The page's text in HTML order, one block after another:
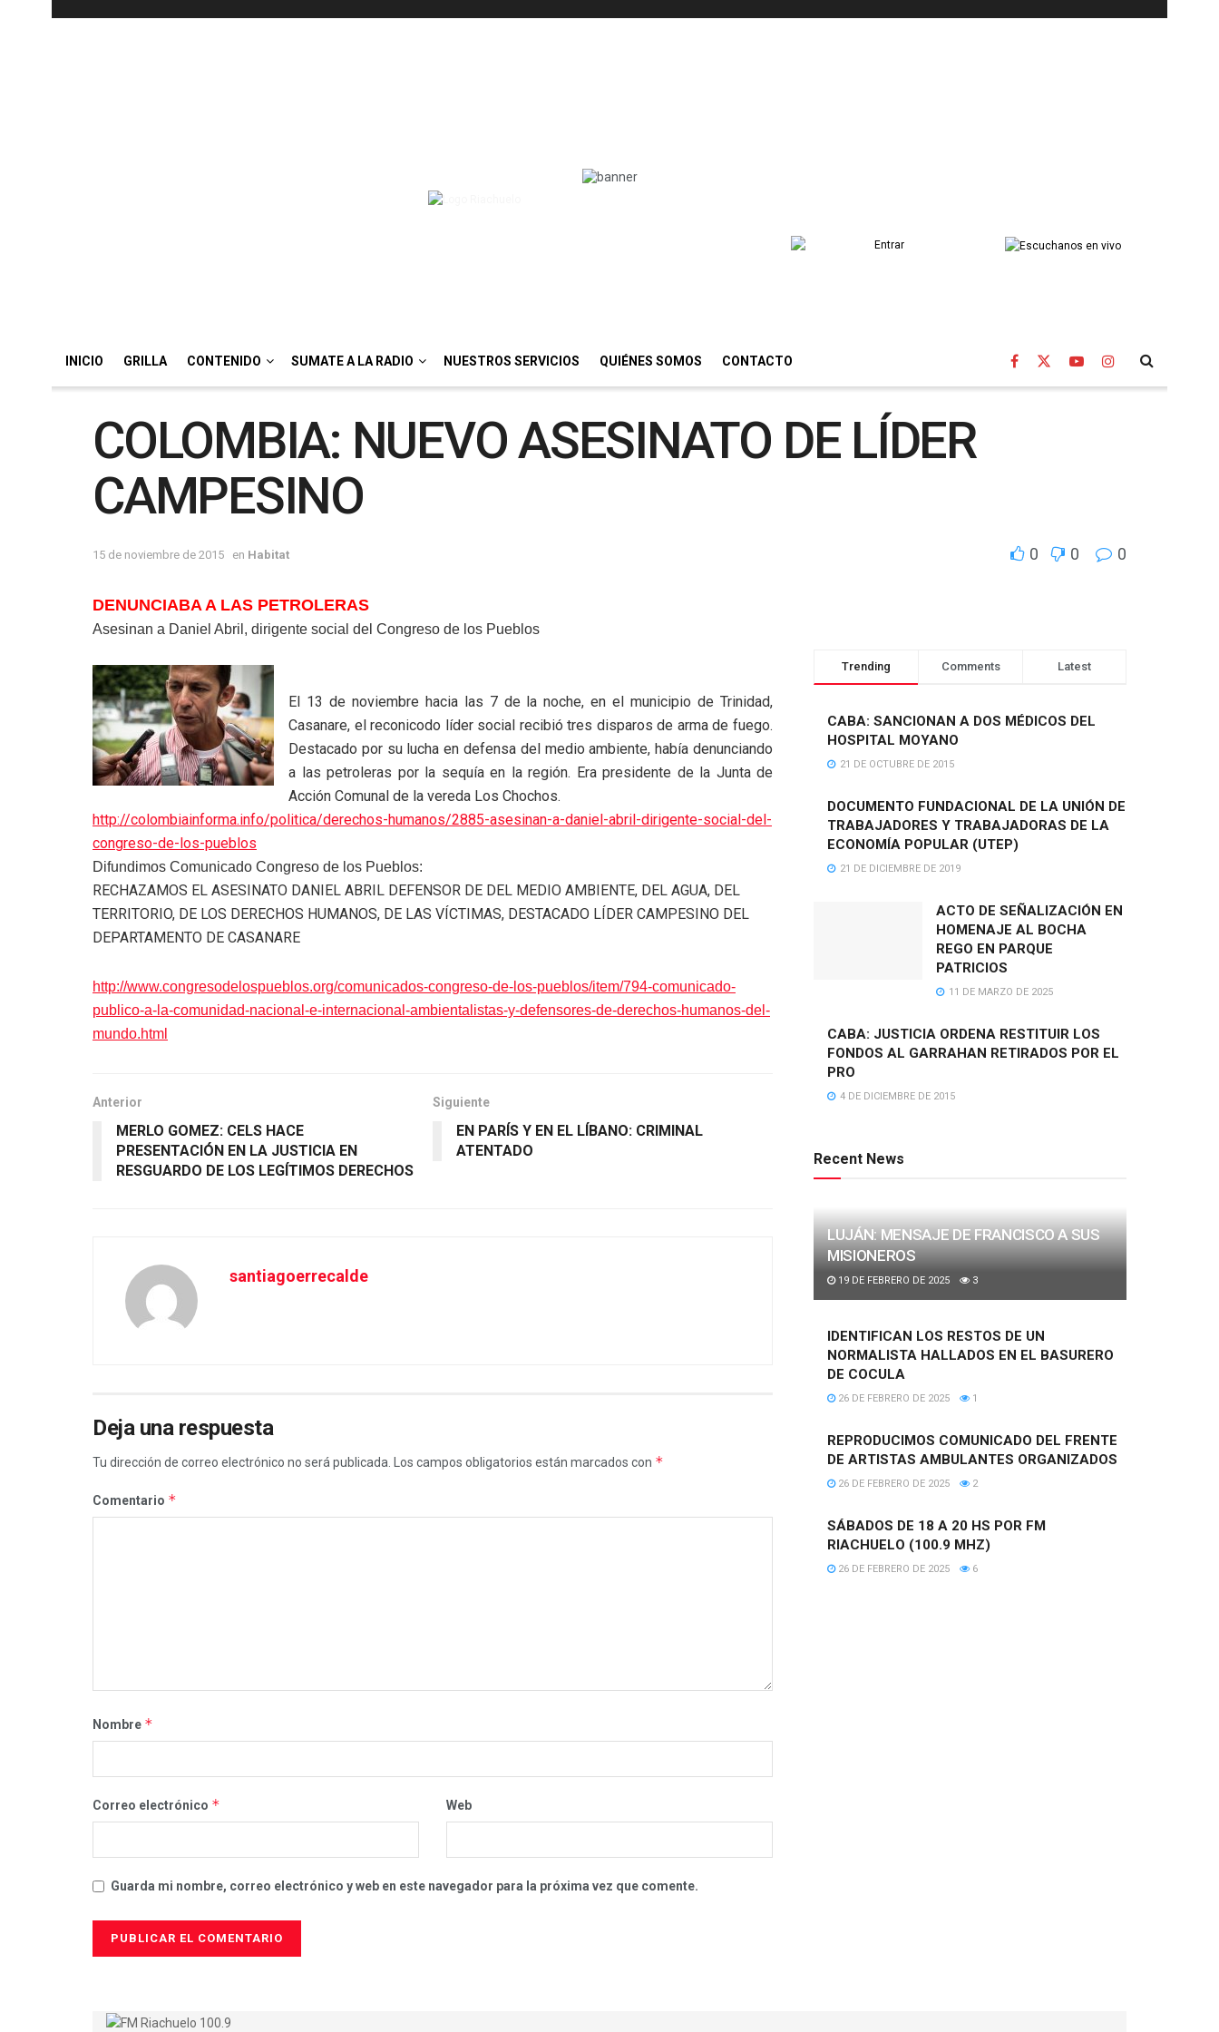
INICIO GRILLA CONTENIDO SUMATE A LA RADIO NUESTROS SERVICIOS QUIÉNES SOMOS CONTACTO
COLOMBIA: NUEVO ASESINATO DE LÍDER
CAMPESINO
15 de noviembre de 2015 en Habitat 0 0 0
DENUNCIABA A LAS PETROLERAS
Asesinan a Daniel Abril, dirigente social del Congreso de los Pueblos
El 13 de noviembre hacia las 7 de la noche, en el municipio de Trinidad,
Casanare, el reconicodo líder social recibió tres disparos de arma de fuego.
Destacado por su lucha en defensa del medio ambiente, había denunciando
a las petroleras por la sequía en la región. Era presidente de la Junta de
Acción Comunal de la vereda Los Chochos.
http://colombiainforma.info/politica/derechos-humanos/2885-asesinan-a-daniel-abril-dirigente-social-del-
congreso-de-los-pueblos
Difundimos Comunicado Congreso de los Pueblos:
RECHAZAMOS EL ASESINATO DANIEL ABRIL DEFENSOR DE DEL MEDIO AMBIENTE, DEL AGUA, DEL
TERRITORIO, DE LOS DERECHOS HUMANOS, DE LAS VÍCTIMAS, DESTACADO LÍDER CAMPESINO DEL
DEPARTAMENTO DE CASANARE
http://www.congresodelospueblos.org/comunicados-congreso-de-los-pueblos/item/794-comunicado-
publico-a-la-comunidad-nacional-e-internacional-ambientalistas-y-defensores-de-derechos-humanos-del-
mundo.html
Anterior
MERLO GOMEZ: CELS HACE
PRESENTACIÓN EN LA JUSTICIA EN
RESGUARDO DE LOS LEGÍTIMOS DERECHOS
Siguiente
EN PARÍS Y EN EL LÍBANO: CRIMINAL
ATENTADO
santiagoerrecalde
Deja una respuesta
Tu dirección de correo electrónico no será publicada. Los campos obligatorios están marcados con *
Comentario *
Nombre *
Correo electrónico * Web
Guarda mi nombre, correo electrónico y web en este navegador para la próxima vez que comente.
Trending Comments Latest
CABA: SANCIONAN A DOS MÉDICOS DEL
HOSPITAL MOYANO
21 DE OCTUBRE DE 2015
DOCUMENTO FUNDACIONAL DE LA UNIÓN DE
TRABAJADORES Y TRABAJADORAS DE LA
ECONOMÍA POPULAR (UTEP)
21 DE DICIEMBRE DE 2019
ACTO DE SEÑALIZACIÓN EN
HOMENAJE AL BOCHA
REGO EN PARQUE
PATRICIOS
11 DE MARZO DE 2025
CABA: JUSTICIA ORDENA RESTITUIR LOS
FONDOS AL GARRAHAN RETIRADOS POR EL
PRO
4 DE DICIEMBRE DE 2015
Recent News
LUJÁN: MENSAJE DE FRANCISCO A SUS
MISIONEROS
19 DE FEBRERO DE 2025 3
IDENTIFICAN LOS RESTOS DE UN
NORMALISTA HALLADOS EN EL BASURERO
DE COCULA
26 DE FEBRERO DE 2025 1
REPRODUCIMOS COMUNICADO DEL FRENTE
DE ARTISTAS AMBULANTES ORGANIZADOS
26 DE FEBRERO DE 2025 2
SÁBADOS DE 18 A 20 HS POR FM
RIACHUELO (100.9 MHZ)
26 DE FEBRERO DE 2025 6